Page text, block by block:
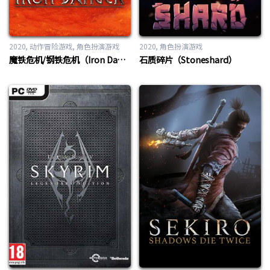
2020 动作冒险游戏, 角色扮演游戏
魔铁危机/钢铁危机（Iron Danger）
2020 角色扮演游戏
石质碎片（Stoneshard）